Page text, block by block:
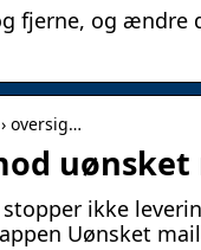
fjerne, og ændre
oversig…
ikke
Uønsket